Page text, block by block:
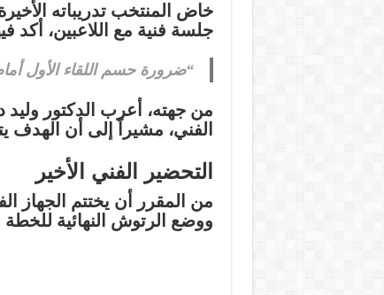
خاض المنتخب تدريباته
جلسة فنية مع اللاعبين، أكد
“ضرورة حسم اللقاء الأول أمام
من جهته، أعرب الدكتور
الفني، مشيراً إلى أن الهدف
التحضير الفني الأخير
من المقرر أن يختتم الجهاز
ووضع الرتوش النهائية للخطة